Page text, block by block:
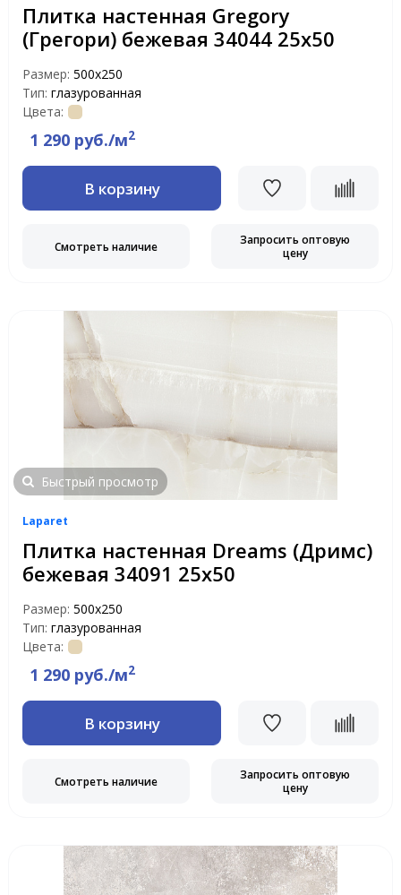
Плитка настенная Gregory
(Грегори) бежевая 34044 25х50
Размер: 500х250
Тип: глазурованная
Цвета:
1 290 руб./м2
В корзину
Смотреть наличие
Запросить оптовую
цену
Быстрый просмотр
Laparet
Плитка настенная Dreams (Дримс)
бежевая 34091 25х50
Размер: 500х250
Тип: глазурованная
Цвета:
1 290 руб./м2
В корзину
Смотреть наличие
Запросить оптовую
цену